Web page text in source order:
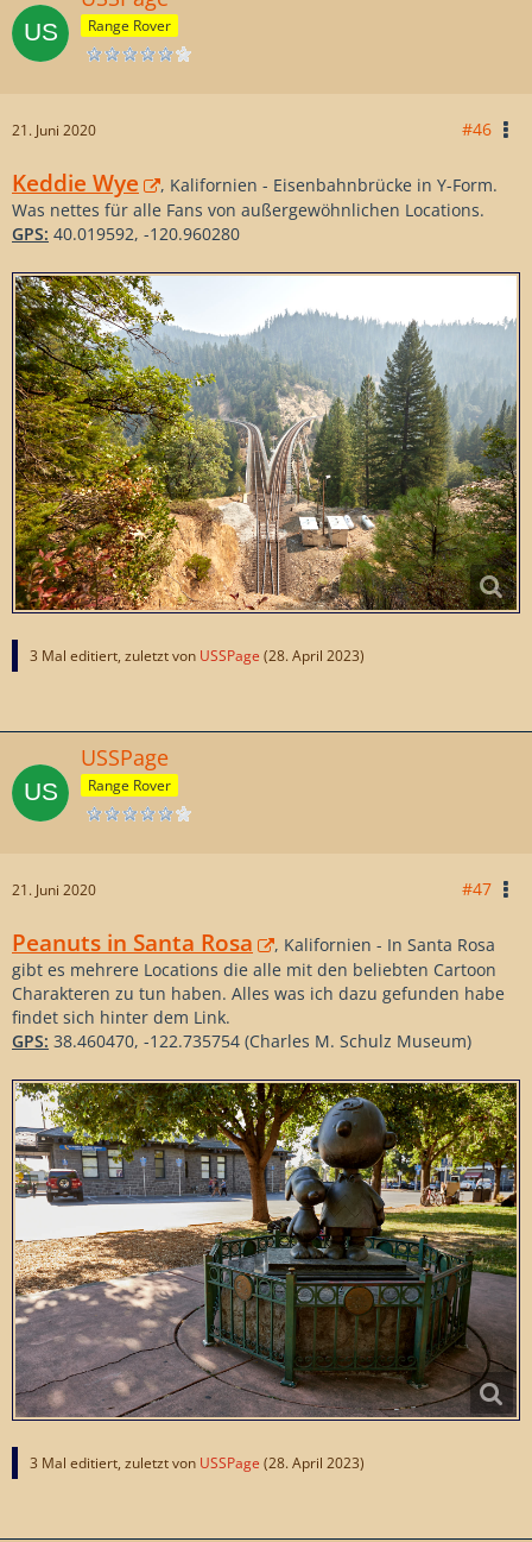
Range Rover
21. Juni 2020 #46
Keddie Wye
, Kalifornien - Eisenbahnbrücke in Y-Form.
Was nettes für alle Fans von außergewöhnlichen Locations.
GPS: 40.019592, -120.960280
3 Mal editiert, zuletzt von USSPage (28. April 2023)
USSPage
Range Rover
21. Juni 2020 #47
Peanuts in Santa Rosa
, Kalifornien - In Santa Rosa
gibt es mehrere Locations die alle mit den beliebten Cartoon
Charakteren zu tun haben. Alles was ich dazu gefunden habe
findet sich hinter dem Link.
GPS: 38.460470, -122.735754 (Charles M. Schulz Museum)
3 Mal editiert, zuletzt von USSPage (28. April 2023)